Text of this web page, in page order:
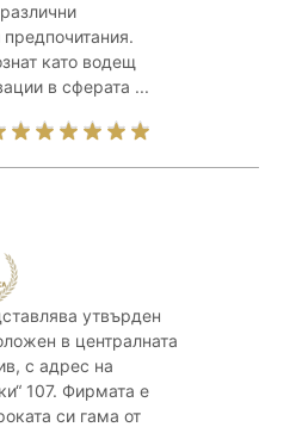
предпочитания.
като водещ
в сферата ...
утвърден
в централната
с адрес на
107. Фирмата е
си гама от